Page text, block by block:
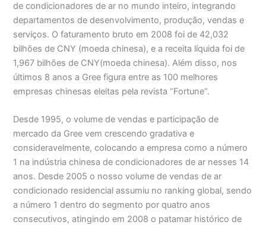
de condicionadores de ar no mundo inteiro, integrando
departamentos de desenvolvimento, produção, vendas e
serviços. O faturamento bruto em 2008 foi de 42,032
bilhões de CNY (moeda chinesa), e a receita líquida foi de
1,967 bilhões de CNY(moeda chinesa). Além disso, nos
últimos 8 anos a Gree figura entre as 100 melhores
empresas chinesas eleitas pela revista “Fortune”.
Desde 1995, o volume de vendas e participação de
mercado da Gree vem crescendo gradativa e
consideravelmente, colocando a empresa como a número
1 na indústria chinesa de condicionadores de ar nesses 14
anos. Desde 2005 o nosso volume de vendas de ar
condicionado residencial assumiu no ranking global, sendo
a número 1 dentro do segmento por quatro anos
consecutivos, atingindo em 2008 o patamar histórico de